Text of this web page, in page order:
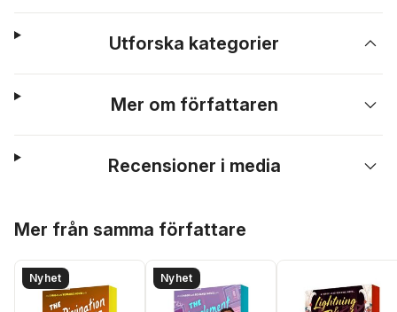
Utforska kategorier
Mer om författaren
Recensioner i media
Mer från samma författare
Nyhet Nyhet